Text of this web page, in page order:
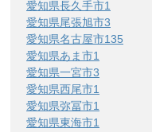
愛知県長久手市1
愛知県尾張旭市3
愛知県名古屋市135
愛知県あま市1
愛知県一宮市3
愛知県西尾市1
愛知県弥冨市1
愛知県東海市1